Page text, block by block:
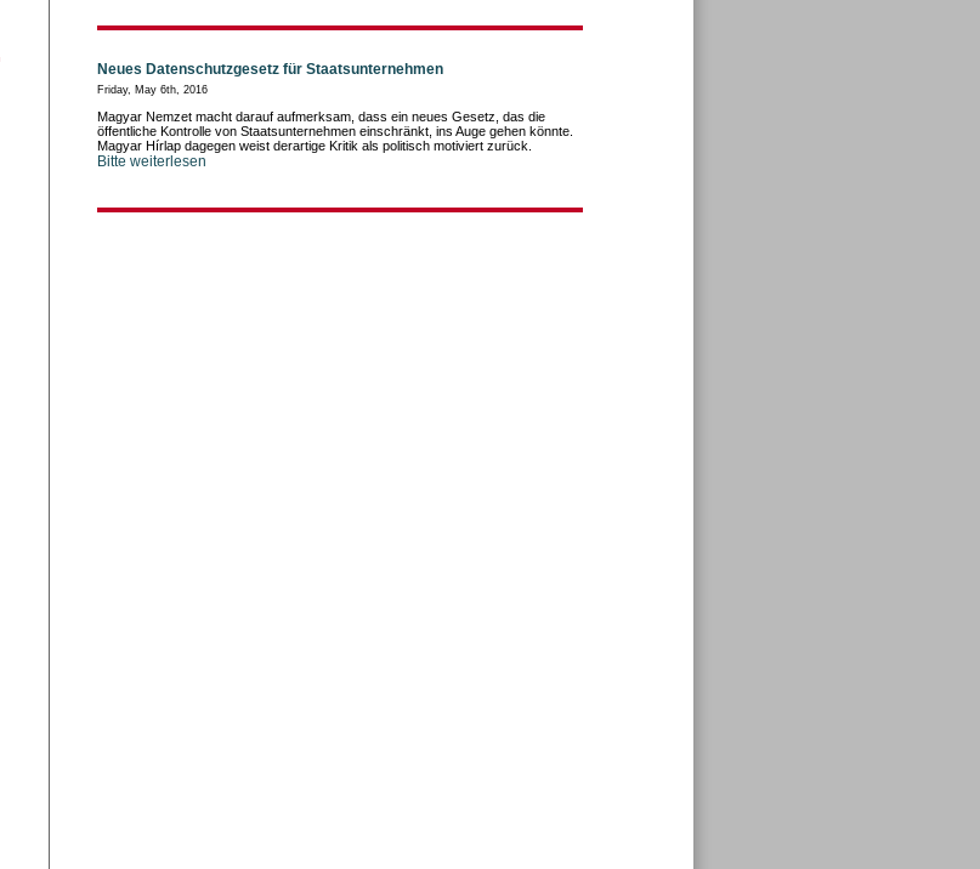
Neues Datenschutzgesetz für Staatsunternehmen
Friday, May 6th, 2016
Magyar Nemzet macht darauf aufmerksam, dass ein neues Gesetz, das die
öffentliche Kontrolle von Staatsunternehmen einschränkt, ins Auge gehen könnte.
Magyar Hírlap dagegen weist derartige Kritik als politisch motiviert zurück.
Bitte weiterlesen